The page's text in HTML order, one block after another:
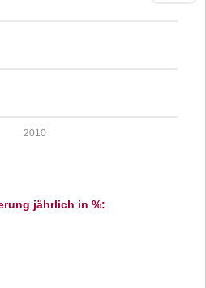
2010
jährlich in %: